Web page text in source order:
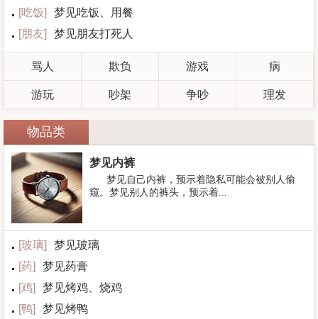
[吃饭]
梦见吃饭、用餐
[朋友] 梦见朋友打死人
骂人 欺负 游戏 病
游玩 吵架 争吵 理发
物品类
梦见内裤
梦见自己内裤，预示着隐私可能会被别人偷
窥。梦见别人的裤头，预示着...
[玻璃]
梦见玻璃
[药]
梦见药膏
[鸡]
梦见烤鸡、烧鸡
[鸭] 梦见烤鸭